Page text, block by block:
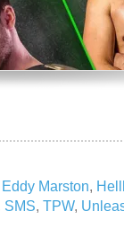
Eddy Marston,
SMS, TPW,